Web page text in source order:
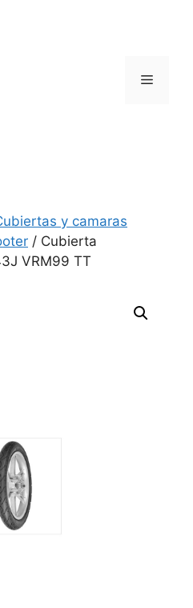
Menú
y camaras
/ Cubierta
VRM99 TT